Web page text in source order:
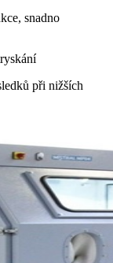
snadno
při nižších